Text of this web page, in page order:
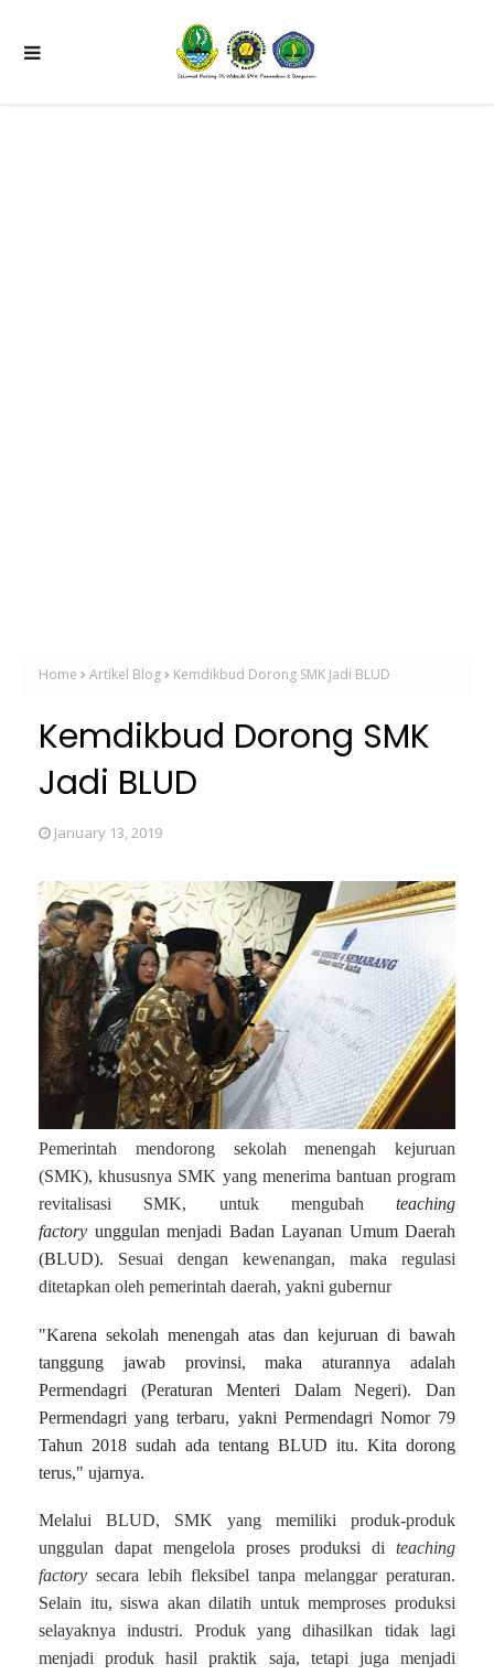
Home Artikel Blog Kemdikbud Dorong SMK Jadi BLUD
Kemdikbud Dorong SMK
Jadi BLUD
January 13, 2019
Pemerintah mendorong sekolah menengah kejuruan
(SMK), khususnya SMK yang menerima bantuan program
revitalisasi SMK, untuk mengubah teaching
factory unggulan menjadi Badan Layanan UmumDaerah
(BLUD). Sesuai dengan kewenangan, maka regulasi
ditetapkan oleh pemerintah daerah, yakni gubernur
"Karena sekolah menengah atas dan kejuruan di bawah
tanggung jawab provinsi, maka aturannya adalah
Permendagri (Peraturan Menteri Dalam Negeri). Dan
Permendagri yang terbaru, yakni Permendagri Nomor 79
Tahun 2018 sudah ada tentang BLUD itu. Kita dorong
terus," ujarnya.
Melalui BLUD, SMK yang memiliki produk-produk
unggulan dapat mengelola proses produksi di teaching
factory secara lebih fleksibel tanpa melanggar peraturan.
Selain itu, siswa akan dilatih untuk memproses produksi
selayaknya industri. Produk yang dihasilkan tidak lagi
menjadi produk hasil praktik saja, tetapi juga menjadi